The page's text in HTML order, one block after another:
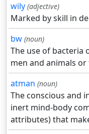
wily (adjective)
Marked by skill in
bw (noun)
The use of bacteria
men and animals or
atman (noun)
The conscious and
inert mind-body
attributes) that